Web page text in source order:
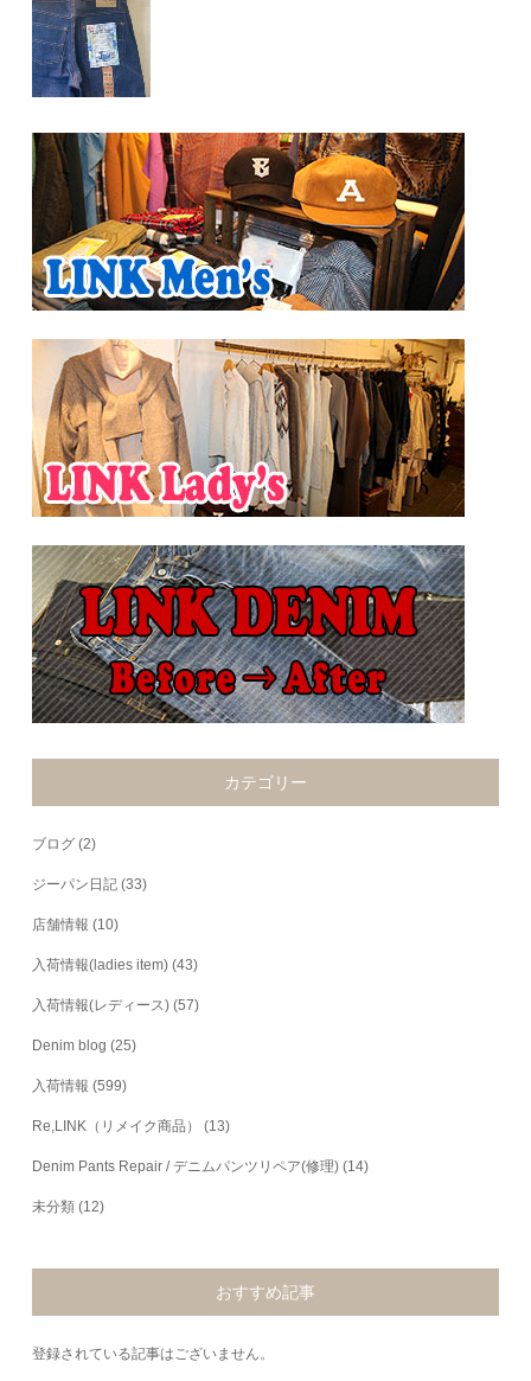
カテゴリー
ブログ (2)
ジーパン日記 (33)
店舗情報 (10)
入荷情報(ladies item) (43)
入荷情報(レディース) (57)
Denim blog (25)
入荷情報 (599)
Re,LINK（リメイク商品） (13)
Denim Pants Repair / デニムパンツリペア(修理) (14)
未分類 (12)
おすすめ記事
登録されている記事はございません。